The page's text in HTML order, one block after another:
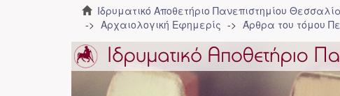
Ιδρυματικό Αποθετήριο Πανεπιστημίου
Αρχαιολογική Εφημερίς
Άρθρα του τόμου